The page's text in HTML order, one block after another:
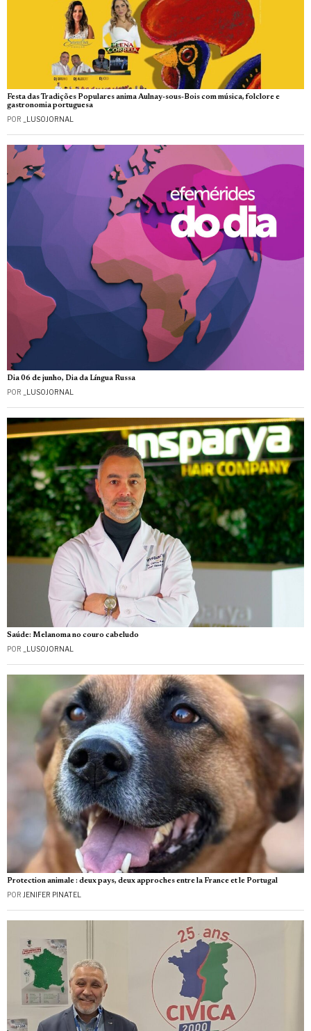
Festa das Tradições Populares anima Aulnay-sous-Bois com música, folclore e
gastronomia portuguesa
POR _LUSOJORNAL
Dia 06 de junho, Dia da Língua Russa
POR _LUSOJORNAL
Saúde: Melanoma no couro cabeludo
POR _LUSOJORNAL
Protection animale : deux pays, deux approches entre la France et le Portugal
POR JENIFER PINATEL